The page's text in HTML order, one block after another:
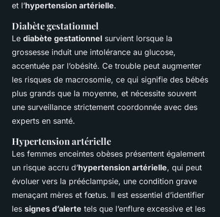
et l’hypertension artérielle.
Diabète gestationnel
Le diabète gestationnel survient lorsque la
grossesse induit une intolérance au glucose,
accentuée par l’obésité. Ce trouble peut augmenter
les risques de macrosomie, ce qui signifie des bébés
plus grands que la moyenne, et nécessite souvent
une surveillance strictement coordonnée avec des
experts en santé.
Hypertension artérielle
Les femmes enceintes obèses présentent également
un risque accru d’hypertension artérielle, qui peut
évoluer vers la prééclampsie, une condition grave
menaçant mères et fœtus. Il est essentiel d’identifier
les signes d’alerte tels que l’enflure excessive et les